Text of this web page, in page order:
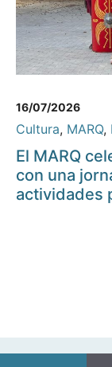
16/07/2026
Cultura, MARQ,
El MARQ
con una
actividades